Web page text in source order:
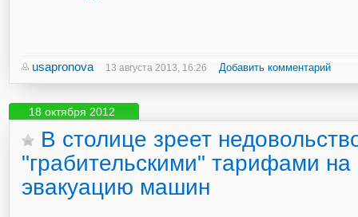
usapronova 13 августа 2013, 16:26 Добавить комментарий
18 октября 2012
В столице зреет
"грабительскими" тарифами на
эвакуацию машин